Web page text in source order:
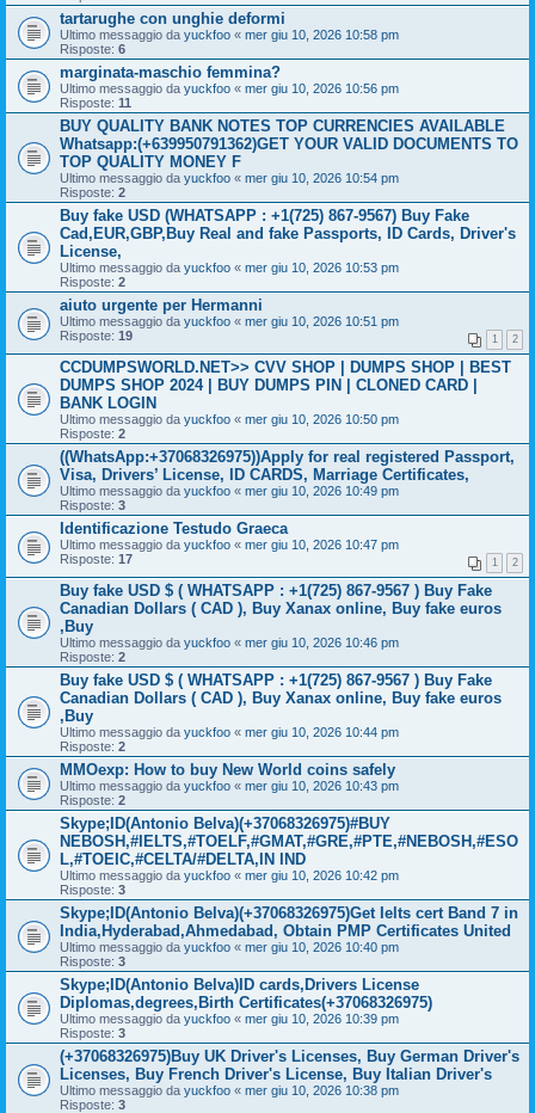
tartarughe con unghie deformi
Ultimo messaggio da yuckfoo « mer giu 10, 2026 10:58 pm
Risposte: 6
marginata-maschio femmina?
Ultimo messaggio da yuckfoo « mer giu 10, 2026 10:56 pm
Risposte: 11
BUY QUALITY BANK NOTES TOP CURRENCIES AVAILABLE
Whatsapp:(+639950791362)GET YOUR VALID DOCUMENTS TO
TOP QUALITY MONEY F
Ultimo messaggio da yuckfoo « mer giu 10, 2026 10:54 pm
Risposte: 2
Buy fake USD (WHATSAPP : +1(725) 867-9567) Buy Fake
Cad,EUR,GBP,Buy Real and fake Passports, ID Cards, Driver's
License,
Ultimo messaggio da yuckfoo « mer giu 10, 2026 10:53 pm
Risposte: 2
aiuto urgente per Hermanni
Ultimo messaggio da yuckfoo « mer giu 10, 2026 10:51 pm
Risposte: 19 1 2
CCDUMPSWORLD.NET>> CVV SHOP | DUMPS SHOP | BEST
DUMPS SHOP 2024 | BUY DUMPS PIN | CLONED CARD |
BANK LOGIN
Ultimo messaggio da yuckfoo « mer giu 10, 2026 10:50 pm
Risposte: 2
((WhatsApp:+37068326975))Apply for real registered Passport,
Visa, Drivers’ License, ID CARDS, Marriage Certificates,
Ultimo messaggio da yuckfoo « mer giu 10, 2026 10:49 pm
Risposte: 3
Identificazione Testudo Graeca
Ultimo messaggio da yuckfoo « mer giu 10, 2026 10:47 pm
Risposte: 17 1 2
Buy fake USD $ ( WHATSAPP : +1(725) 867-9567 ) Buy Fake
Canadian Dollars ( CAD ), Buy Xanax online, Buy fake euros
,Buy
Ultimo messaggio da yuckfoo « mer giu 10, 2026 10:46 pm
Risposte: 2
Buy fake USD $ ( WHATSAPP : +1(725) 867-9567 ) Buy Fake
Canadian Dollars ( CAD ), Buy Xanax online, Buy fake euros
,Buy
Ultimo messaggio da yuckfoo « mer giu 10, 2026 10:44 pm
Risposte: 2
MMOexp: How to buy New World coins safely
Ultimo messaggio da yuckfoo « mer giu 10, 2026 10:43 pm
Risposte: 2
Skype;ID(Antonio Belva)(+37068326975)#BUY
NEBOSH,#IELTS,#TOELF,#GMAT,#GRE,#PTE,#NEBOSH,#ESO
L,#TOEIC,#CELTA/#DELTA,IN IND
Ultimo messaggio da yuckfoo « mer giu 10, 2026 10:42 pm
Risposte: 3
Skype;ID(Antonio Belva)(+37068326975)Get Ielts cert Band 7 in
India,Hyderabad,Ahmedabad, Obtain PMP Certificates United
Ultimo messaggio da yuckfoo « mer giu 10, 2026 10:40 pm
Risposte: 3
Skype;ID(Antonio Belva)ID cards,Drivers License
Diplomas,degrees,Birth Certificates(+37068326975)
Ultimo messaggio da yuckfoo « mer giu 10, 2026 10:39 pm
Risposte: 3
(+37068326975)Buy UK Driver's Licenses, Buy German Driver's
Licenses, Buy French Driver's License, Buy Italian Driver's
Ultimo messaggio da yuckfoo « mer giu 10, 2026 10:38 pm
Risposte: 3